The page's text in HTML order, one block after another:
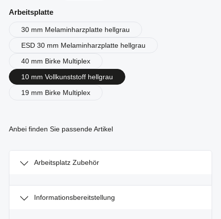
Arbeitsplatteauswählen
30 mm Melaminharzplatte hellgrau
ESD 30 mm Melaminharzplatte hellgrau
40 mm Birke Multiplex
10 mm Vollkunststoff hellgrau
19 mm Birke Multiplex
Anbei finden Sie passende Artikel
Arbeitsplatz Zubehör
Informationsbereitstellung